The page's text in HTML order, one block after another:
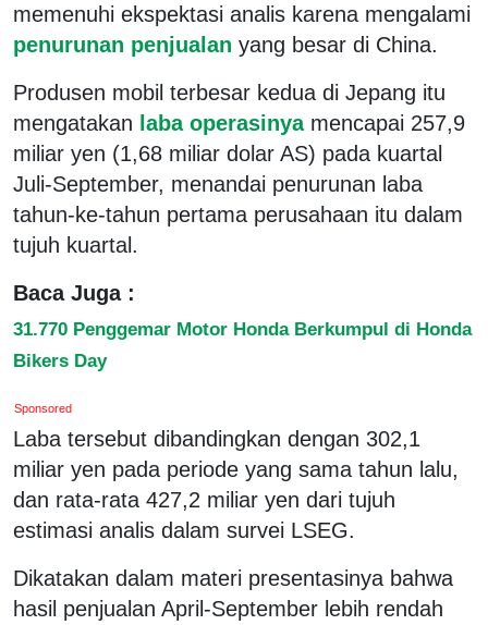
memenuhi ekspektasi analis karena mengalami
penurunan penjualan yang besar di China.
Produsen mobil terbesar kedua di Jepang itu
mengatakan laba operasinya mencapai 257,9
miliar yen (1,68 miliar dolar AS) pada kuartal
Juli-September, menandai penurunan laba
tahun-ke-tahun pertama perusahaan itu dalam
tujuh kuartal.
Baca Juga :
31.770 Penggemar Motor Honda Berkumpul di Honda
Bikers Day
Sponsored
Laba tersebut dibandingkan dengan 302,1
miliar yen pada periode yang sama tahun lalu,
dan rata-rata 427,2 miliar yen dari tujuh
estimasi analis dalam survei LSEG.
Dikatakan dalam materi presentasinya bahwa
hasil penjualan April-September lebih rendah